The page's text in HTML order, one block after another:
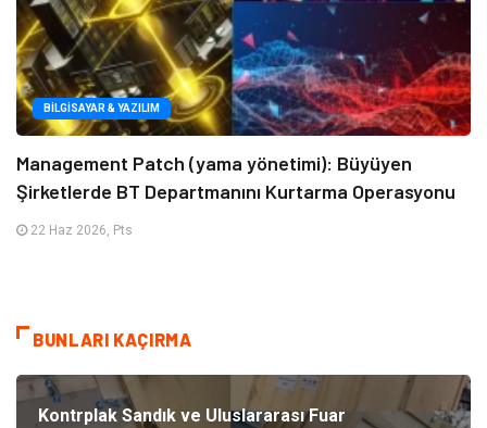
BILGISAYAR & YAZILIM
Management Patch (yama yönetimi): Büyüyen
Şirketlerde BT Departmanını Kurtarma Operasyonu
22 Haz 2026, Pts
BUNLARI KAÇIRMA
Kontrplak Sandık ve Uluslararası Fuar